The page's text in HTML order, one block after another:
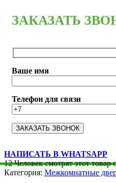
ЗАКАЗАТЬ
Ваше имя
Телефон для связи
НАПИСАТЬ В WHATSAPP
12 Человек смотрят этот товар
Категория: Межкомнатные